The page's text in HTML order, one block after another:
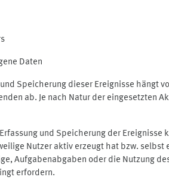
Daten
Speicherung dieser Ereignisse hängt
ab. Je nach Natur der eingesetzten
und Speicherung der
Nutzer aktiv erzeugt hat bzw.
Aufgabenabgaben oder die Nutzung
erfordern.